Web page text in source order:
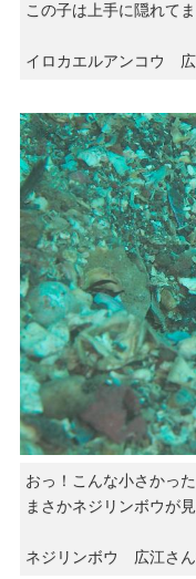
この子は上手に隠れて
イロカエルアンコウ
おっ！こんな小さかっ
まさかネジリンボウが
ネジリンボウ 広江さ